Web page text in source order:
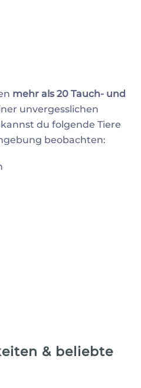
mehr als 20 Tauch- und
unvergesslichen
du folgende Tiere
beobachten:
& beliebte